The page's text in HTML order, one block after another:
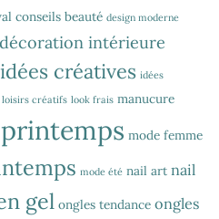
conseils beauté design moderne
décoration intérieure
idées créatives idées
loisirs créatifs look frais manucure
mode femme
mode été nail art nail
gel ongles tendance ongles